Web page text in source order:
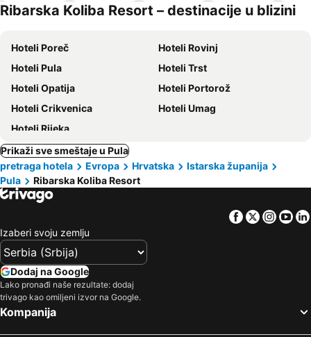
kućni
Ribarska Koliba Resort – destinacije u blizini
Hoteli Poreč
Hoteli Rovinj
Hoteli Pula
Hoteli Trst
Hoteli Opatija
Hoteli Portorož
Hoteli Crikvenica
Hoteli Umag
Hoteli Rijeka
Prikaži sve smeštaje u Pula
pretraga hotela
Evropa Hrvatska
Istarska županija
Pula
Ribarska Koliba Resort
Facebook
Twitter
Izaberi svoju zemlju
Dodaj na Google
Lako pronađi naše rezultate: dodaj
trivago kao omiljeni izvor na Google.
Kompanija